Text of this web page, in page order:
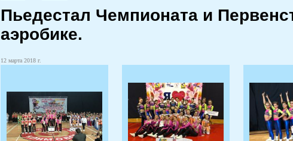
Пьедестал Чемпионата и
аэробике.
12 марта 2018 г.